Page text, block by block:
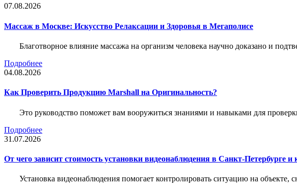
07.08.2026
Массаж в Москве: Искусство Релаксации и Здоровья в Мегаполисе
Благотворное влияние массажа на организм человека научно доказано и
Подробнее
04.08.2026
Как Проверить Продукцию Marshall на Оригинальность?
Это руководство поможет вам вооружиться знаниями и навыками для
Подробнее
31.07.2026
От чего зависит стоимость установки видеонаблюдения в Санкт-Петербурге и
Установка видеонаблюдения помогает контролировать ситуацию на